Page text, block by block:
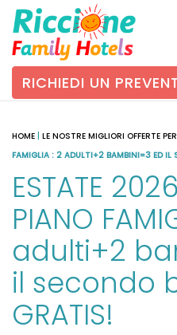
RICHIEDI UN
HOME LE NOSTRE MIGLIORI OFFERTE
FAMIGLIA : 2 ADULTI+2 BAMBINI=3 ED IL
ESTATE
PIANO
adulti+2
il secondo
GRATIS!